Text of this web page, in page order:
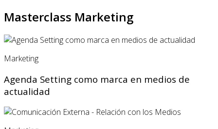
Masterclass Marketing
Marketing
Agenda Setting como marca en medios de
actualidad